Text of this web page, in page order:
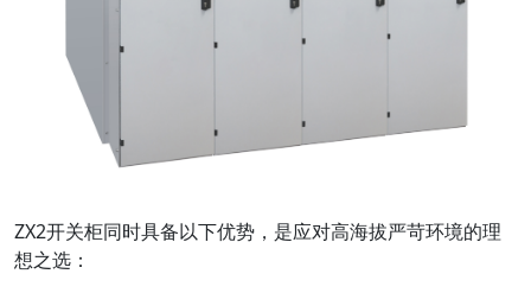
ZX2开关柜同时具备以下优势，是应对高海拔严苛环境的理
想之选：